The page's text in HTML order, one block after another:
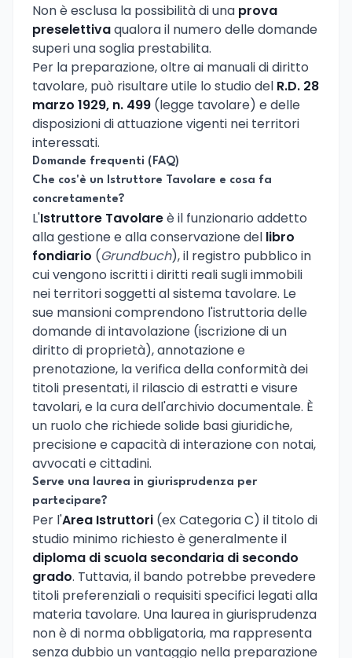
Non è esclusa la possibilità di una prova
preselettivaqualora il numero delle domande
superi una soglia prestabilita.
Per la preparazione, oltre ai manuali di diritto
tavolare, può risultare utile lo studio del R.D. 28
marzo 1929, n. 499 (legge tavolare) e delle
disposizioni di attuazione vigenti nei territori
interessati.
Domande frequenti (FAQ)
Che cos'è un Istruttore Tavolare e cosa fa
concretamente?
L'Istruttore Tavolareè il funzionario addetto
alla gestione e alla conservazione del libro
fondiario (Grundbuch), il registro pubblico in
cui vengono iscritti i diritti reali sugli immobili
nei territori soggetti al sistema tavolare. Le
sue mansioni comprendono l'istruttoria delle
domande di intavolazione (iscrizione di un
diritto di proprietà), annotazione e
prenotazione, la verifica della conformità dei
titoli presentati, il rilascio di estratti e visure
tavolari, e la cura dell'archivio documentale. È
un ruolo che richiede solide basi giuridiche,
precisione e capacità di interazione con notai,
avvocati e cittadini.
Serve una laurea in giurisprudenza per
partecipare?
Per l'Area Istruttori (ex Categoria C) il titolo di
studio minimo richiesto è generalmente il
diploma di scuola secondaria di secondo
grado. Tuttavia, il bando potrebbe prevedere
titoli preferenziali o requisiti specifici legati alla
materia tavolare. Una laurea in giurisprudenza
non è di norma obbligatoria, ma rappresenta
senza dubbio un vantaggio nella preparazione